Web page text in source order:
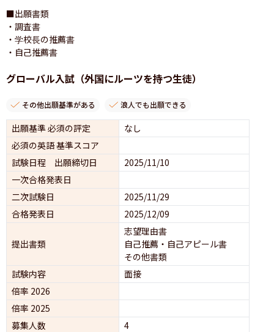
■出願書類
・調査書
・学校長の推薦書
・自己推薦書
グローバル入試（外国にルーツを持つ生徒）
その他出願基準がある 浪人でも出願できる
出願基準 必須の評定
なし
必須の英語 基準スコア
試験日程 出願締切日
2025/11/10
一次合格発表日
二次試験日
2025/11/29
合格発表日
2025/12/09
提出書類
志望理由書
自己推薦・自己アピール書
その他書類
試験内容
面接
倍率 2026
倍率 2025
募集人数
4